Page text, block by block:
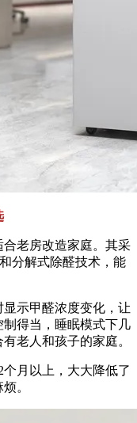
老房改造家庭。其采
分解式除醛技术，能
示甲醛浓度变化，让
得当，睡眠模式下几
老人和孩子的家庭。
月以上，大大降低了
。